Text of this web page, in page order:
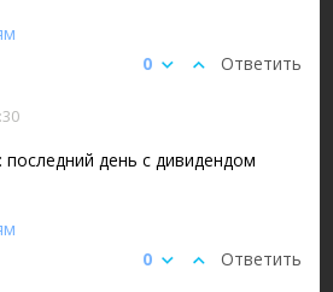
Ответить
0
день с дивидендом
Ответить
0